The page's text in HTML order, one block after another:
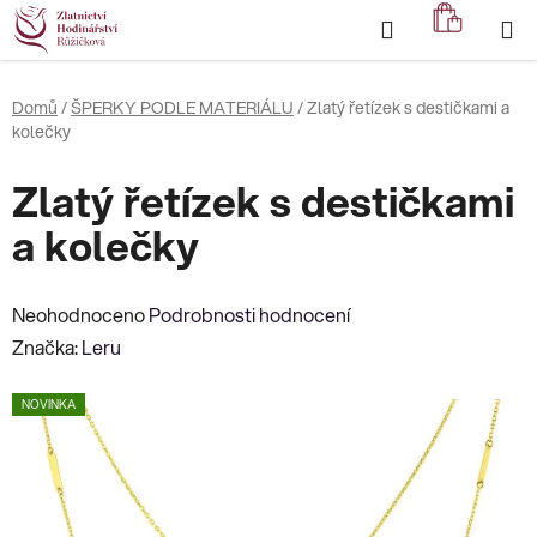
Přejít
na
obsah
Hledat
KOŠÍK
Domů /ŠPERKY PODLE MATERIÁLU /Zlatý řetízek s destičkami a
kolečky
Zlatý řetízek s destičkami
a kolečky
Průměrné
hodnocení
je
NeohodnocenoPodrobnosti hodnocení
Značka:Leru
NOVINKA